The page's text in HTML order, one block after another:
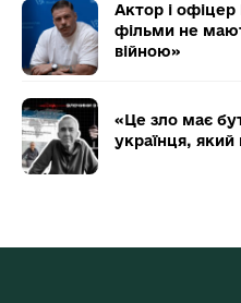
Актор і
фільми не
війною»
«Це зло має
українця,